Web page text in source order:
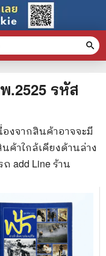
.2525 รหัส
องจากสินค้าอาจจะมี
าใกล้เคียงด้านล่าง
add Line ร้าน
search
ค้า clear